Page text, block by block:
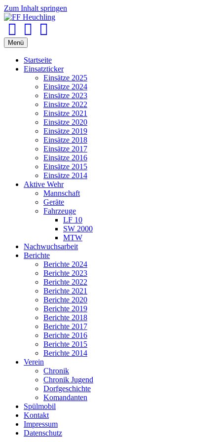
Zum Inhalt springen
Menü
Startseite
Einsatzticker
Einsätze 2025
Einsätze 2024
Einsätze 2023
Einsätze 2022
Einsätze 2021
Einsätze 2020
Einsätze 2019
Einsätze 2018
Einsätze 2017
Einsätze 2016
Einsätze 2015
Einsätze 2014
Aktive Wehr
Mannschaft
Geräte
Fahrzeuge
LF 10
SW 2000
MTW
Nachwuchsarbeit
Berichte
Berichte 2024
Berichte 2023
Berichte 2022
Berichte 2021
Berichte 2020
Berichte 2019
Berichte 2018
Berichte 2017
Berichte 2016
Berichte 2015
Berichte 2014
Verein
Chronik
Chronik Jugend
Dorfgeschichte
Komandanten
Spülmobil
Kontakt
Impressum
Datenschutz